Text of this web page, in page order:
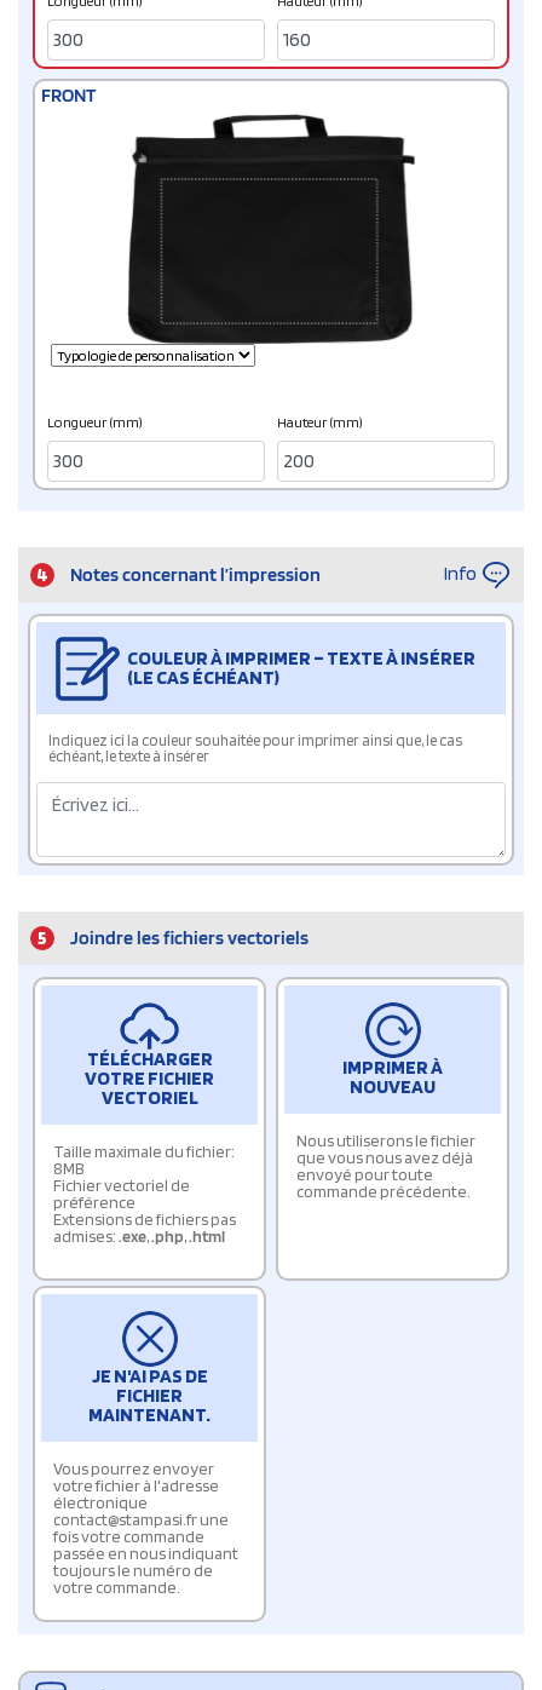
FRONT
Longueur (mm) Hauteur (mm)
4 Notes concernant l’impression Info
COULEUR À IMPRIMER – TEXTE À INSÉRER
(LE CAS ÉCHÉANT)
Indiquez ici la couleur souhaitée pour imprimer ainsi que, le cas
échéant, le texte à insérer
5 Joindre les fichiers vectoriels
TÉLÉCHARGER
VOTRE FICHIER
VECTORIEL
Taille maximale du fichier:
8MB
Fichier vectoriel de
préférence
Extensions de fichiers pas
admises:.exe,.php,.html
IMPRIMER À
NOUVEAU
Nous utiliserons le fichier
que vous nous avez déjà
envoyé pour toute
commande précédente.
JE N'AI PAS DE
FICHIER
MAINTENANT.
Vous pourrez envoyer
votre fichier à l'adresse
électronique
contact@stampasi.fr une
fois votre commande
passée en nous indiquant
toujours le numéro de
votre commande.